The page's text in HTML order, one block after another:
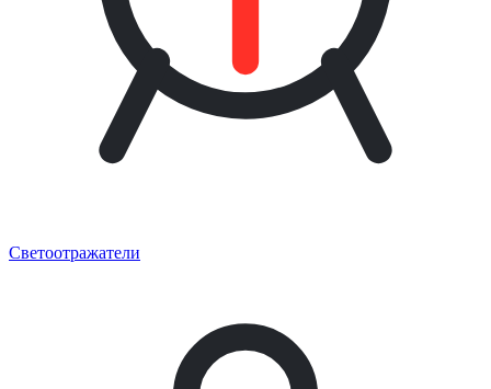
Светоотражатели